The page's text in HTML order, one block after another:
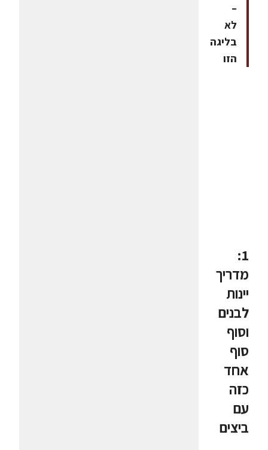
–
לא
בליגה
הזו
1:
מדריך
יינות
לבנים
וסוף
סוף
אחד
כזה
עם
ביצים